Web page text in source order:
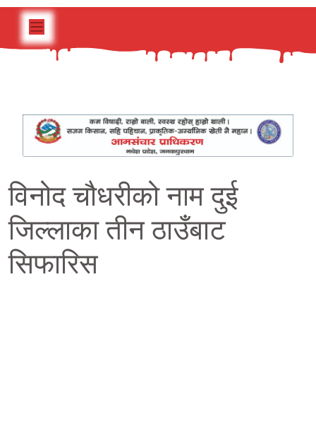
विनोद चौधरीको नाम दुई
जिल्लाका तीन ठाउँबाट
सिफारिस